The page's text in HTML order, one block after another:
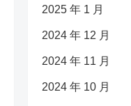
2025 年 1 月
2024 年 12 月
2024 年 11 月
2024 年 10 月